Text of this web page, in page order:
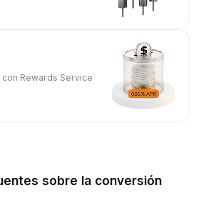
Rewards Service
sobre la conversión